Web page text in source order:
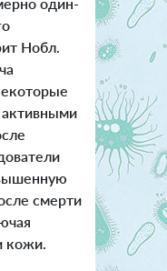
Нобл.
активными
смерти
кожи.